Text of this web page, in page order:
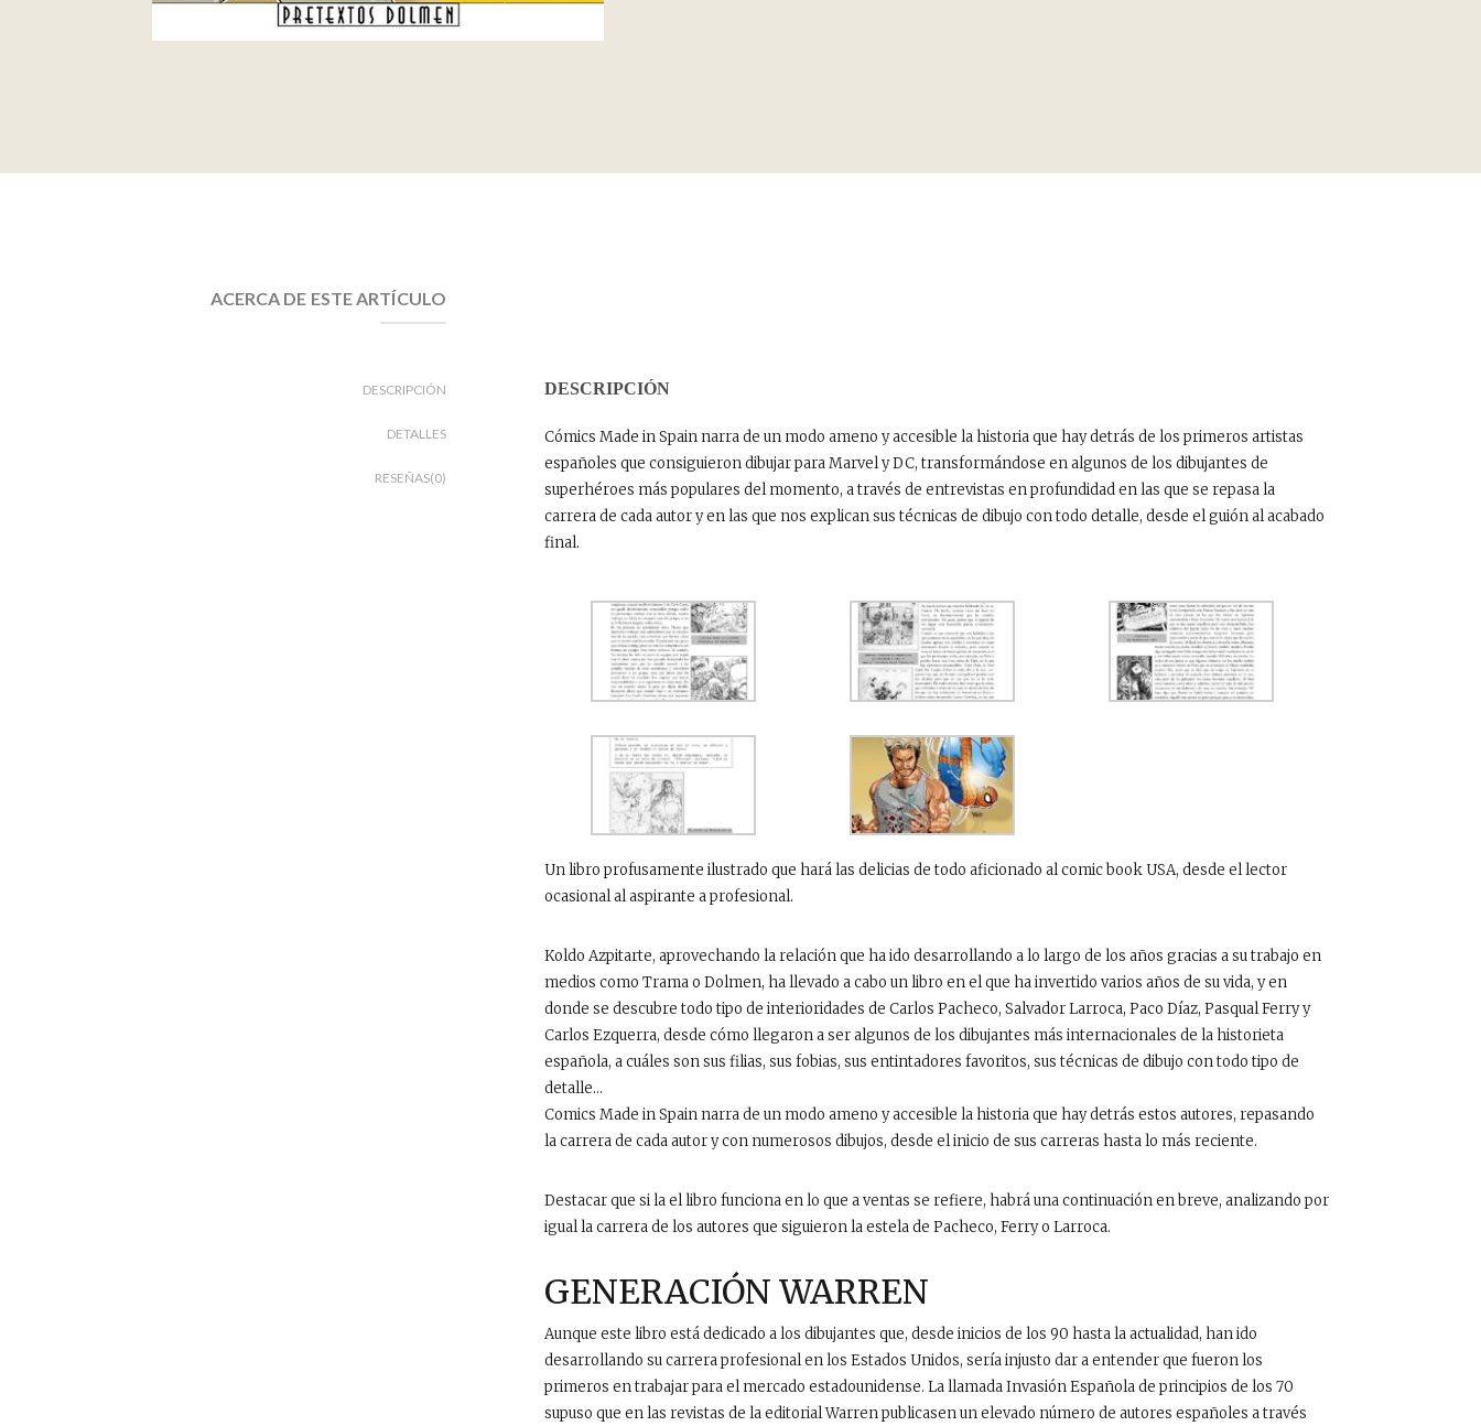
ACERCA DE ESTE ARTÍCULO
DESCRIPCIÓN
DETALLES
RESEÑAS(0)
DESCRIPCIÓN
Cómics Made in Spain narra de un modo ameno y accesible la historia que hay detrás de los primeros artistas
españoles que consiguieron dibujar para Marvel y DC, transformándose en algunos de los dibujantes de
superhéroes más populares del momento, a través de entrevistas en profundidad en las que se repasa la
carrera de cada autor y en las que nos explican sus técnicas de dibujo con todo detalle, desde el guión al acabado
final.
Un libro profusamente ilustrado que hará las delicias de todo aficionado al comic book USA, desde el lector
ocasional al aspirante a profesional.
Koldo Azpitarte, aprovechando la relación que ha ido desarrollando a lo largo de los años gracias a su trabajo en
medios como Trama o Dolmen, ha llevado a cabo un libro en el que ha invertido varios años de su vida, y en
donde se descubre todo tipo de interioridades de Carlos Pacheco, Salvador Larroca, Paco Díaz, Pasqual Ferry y
Carlos Ezquerra, desde cómo llegaron a ser algunos de los dibujantes más internacionales de la historieta
española, a cuáles son sus filias, sus fobias, sus entintadores favoritos, sus técnicas de dibujo con todo tipo de
detalle…
Comics Made in Spain narra de un modo ameno y accesible la historia que hay detrás estos autores, repasando
la carrera de cada autor y con numerosos dibujos, desde el inicio de sus carreras hasta lo más reciente.
Destacar que si la el libro funciona en lo que a ventas se refiere, habrá una continuación en breve, analizando por
igual la carrera de los autores que siguieron la estela de Pacheco, Ferry o Larroca.
GENERACIÓN WARREN
Aunque este libro está dedicado a los dibujantes que, desde inicios de los 90 hasta la actualidad, han ido
desarrollando su carrera profesional en los Estados Unidos, sería injusto dar a entender que fueron los
primeros en trabajar para el mercado estadounidense. La llamada Invasión Española de principios de los 70
supuso que en las revistas de la editorial Warren publicasen un elevado número de autores españoles a través